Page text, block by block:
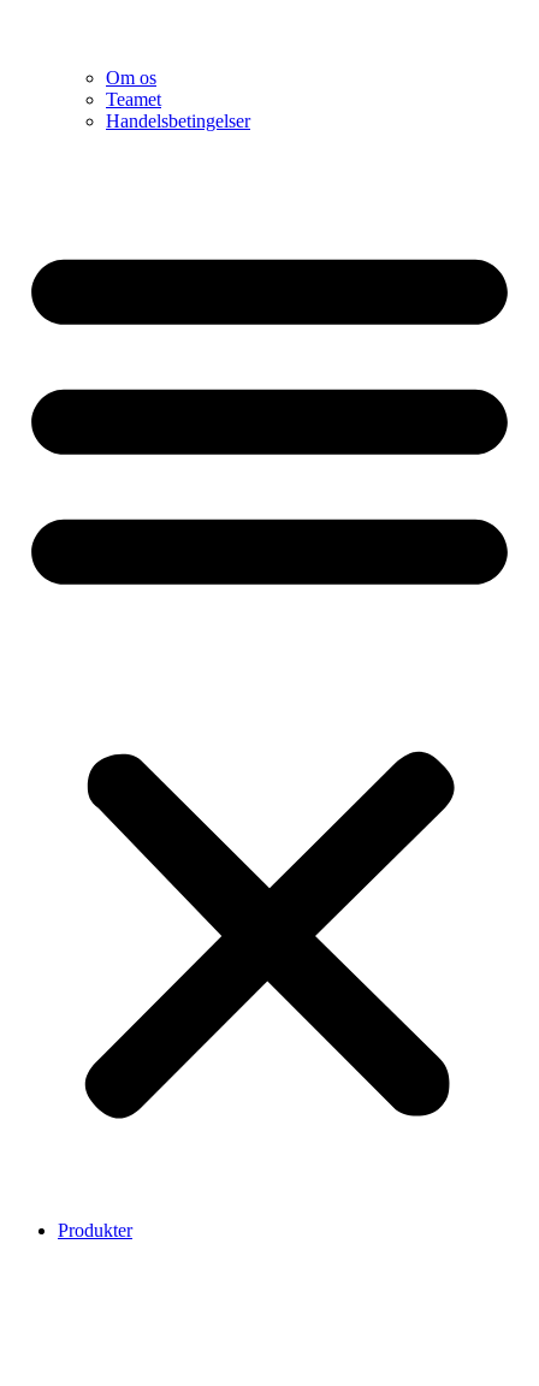
Om os
Teamet
Handelsbetingelser
Produkter